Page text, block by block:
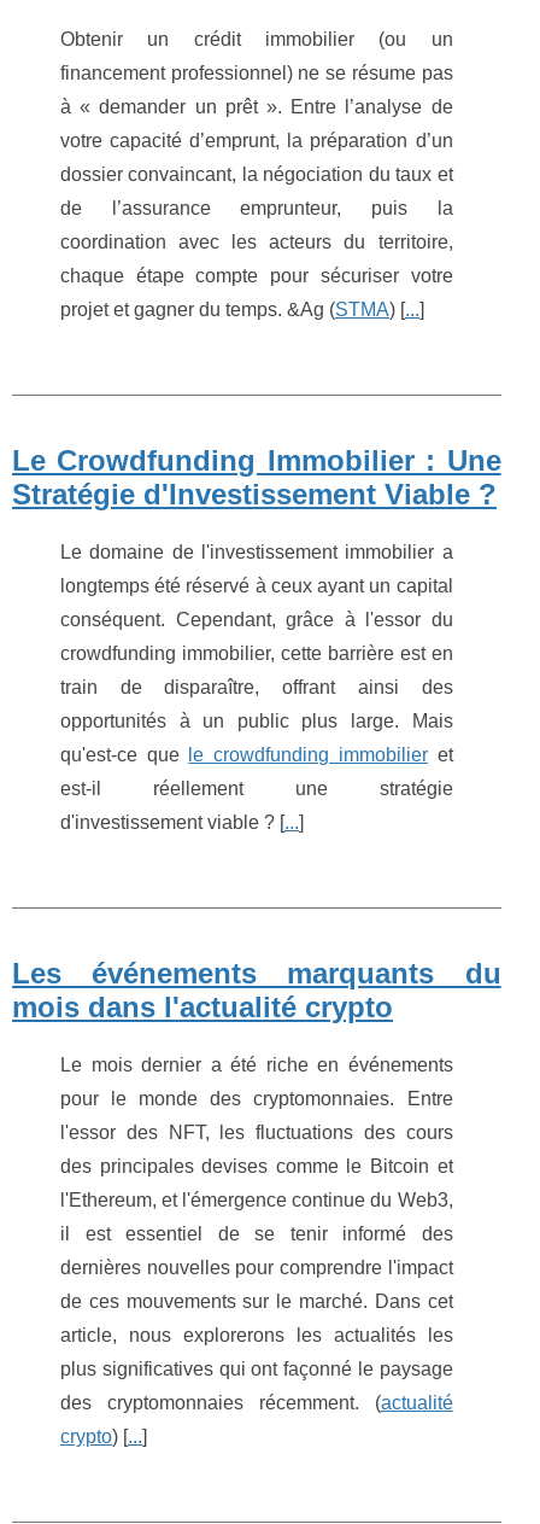
Obtenir un crédit immobilier (ou un
financement professionnel) ne se résume pas
à « demander un prêt ». Entre l’analyse de
votre capacité d’emprunt, la préparation d’un
dossier convaincant, la négociation du taux et
de l’assurance emprunteur, puis la
coordination avec les acteurs du territoire,
chaque étape compte pour sécuriser votre
projet et gagner du temps. &Ag (STMA) [...]
Le Crowdfunding Immobilier : Une
Stratégie d'Investissement Viable ?
Le domaine de l'investissement immobilier a
longtemps été réservé à ceux ayant un capital
conséquent. Cependant, grâce à l'essor du
crowdfunding immobilier, cette barrière est en
train de disparaître, offrant ainsi des
opportunités à un public plus large. Mais
qu'est-ce que
le crowdfunding immobilieret
est-il réellement une stratégie
d'investissement viable ? [...]
Les événements marquants du
mois dans l'actualité crypto
Le mois dernier a été riche en événements
pour le monde des cryptomonnaies. Entre
l'essor des NFT, les fluctuations des cours
des principales devises comme le Bitcoin et
l'Ethereum, et l'émergence continue du Web3,
il est essentiel de se tenir informé des
dernières nouvelles pour comprendre l'impact
de ces mouvements sur le marché. Dans cet
article, nous explorerons les actualités les
plus significatives qui ont façonné le paysage
des cryptomonnaies récemment. (actualité
crypto) [...]